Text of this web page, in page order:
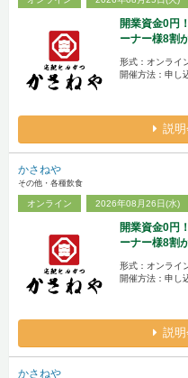
開業資金0円
ーナー様8割
形式：オンライ
開催方法：申し
説
かさねや
その他・各種飲食
オンライン 2026年08月26日(水)
開業資金0円
ーナー様8割
形式：オンライ
開催方法：申し
説
かさねや